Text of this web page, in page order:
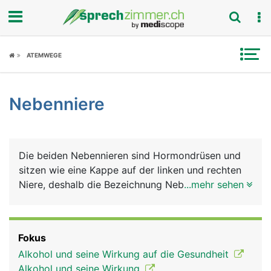
Fokus
Symptome
News
Rubriken
ATEMWEGE
Nebenniere
Die beiden Nebennieren sind Hormondrüsen und
sitzen wie eine Kappe auf der linken und rechten
Niere, deshalb die Bezeichnung Nebennieren.
unterschiedliche Hormone produzieren. Die
Nebennierenrinde produziert Glukokortikoide
...mehr sehen
Fokus
Alkohol und seine Wirkung auf die Gesundheit
Alkohol und seine Wirkung